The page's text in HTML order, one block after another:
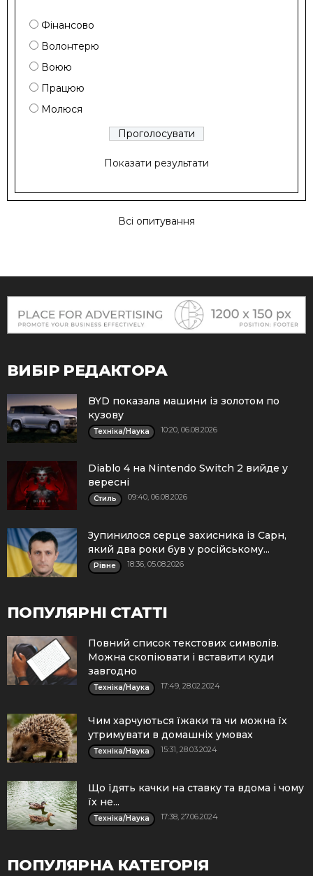
Фінансово
Волонтерю
Воюю
Працюю
Молюся
Показати результати
Всі опитування
ВИБІР РЕДАКТОРА
BYD показала машини із золотом по
кузову
Техніка/Наука 10:20, 06.08.2026
Diablo 4 на Nintendo Switch 2 вийде у
вересні
Стиль 09:40, 06.08.2026
Зупинилося серце захисника із Сарн,
який два роки був у російському...
Рівне 18:36, 05.08.2026
ПОПУЛЯРНІ СТАТТІ
Повний список текстових символів.
Можна скопіювати і вставити куди
завгодно
Техніка/Наука 17:49, 28.02.2024
Чим харчуються їжаки та чи можна їх
утримувати в домашніх умовах
Техніка/Наука 15:31, 28.03.2024
Що їдять качки на ставку та вдома і чому
їх не...
Техніка/Наука 17:38, 27.06.2024
ПОПУЛЯРНА КАТЕГОРІЯ